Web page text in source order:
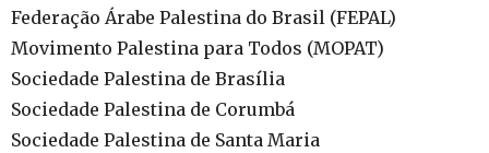
Federação Árabe Palestina do Brasil (FEPAL)
Movimento Palestina para Todos (MOPAT)
Sociedade Palestina de Brasília
Sociedade Palestina de Corumbá
Sociedade Palestina de Santa Maria